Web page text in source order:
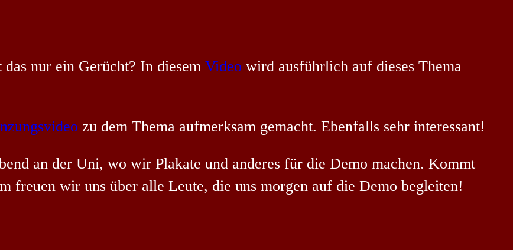
nur ein Gerücht? In diesem Video wird ausführlich auf dieses Thema
zu dem Thema aufmerksam gemacht. Ebenfalls sehr interessant!
an der Uni, wo wir Plakate und anderes für die Demo machen. Kommt
freuen wir uns über alle Leute, die uns morgen auf die Demo begleiten!